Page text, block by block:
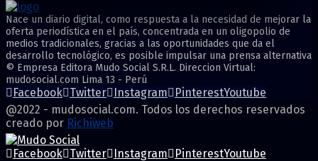
Nace un diario digital, como respuesta a la necesidad de mejorar la
oferta periodística en el país, concentrada en un oligopolio de
medios tradicionales, gracias a las oportunidades que da el
desarrollo tecnológico, es posible impulsar una prensa alternativa
© Empresa Editora Mudo Social S.R.L. Direccion Virtual:
mudosocial.com Lima 13 - Perú
Facebook Twitter Instagram PinterestYoutube
@2022 - mudosocial.com. Todos los derechos reservados
creado por Richiweb
Facebook Twitter Instagram PinterestYoutube